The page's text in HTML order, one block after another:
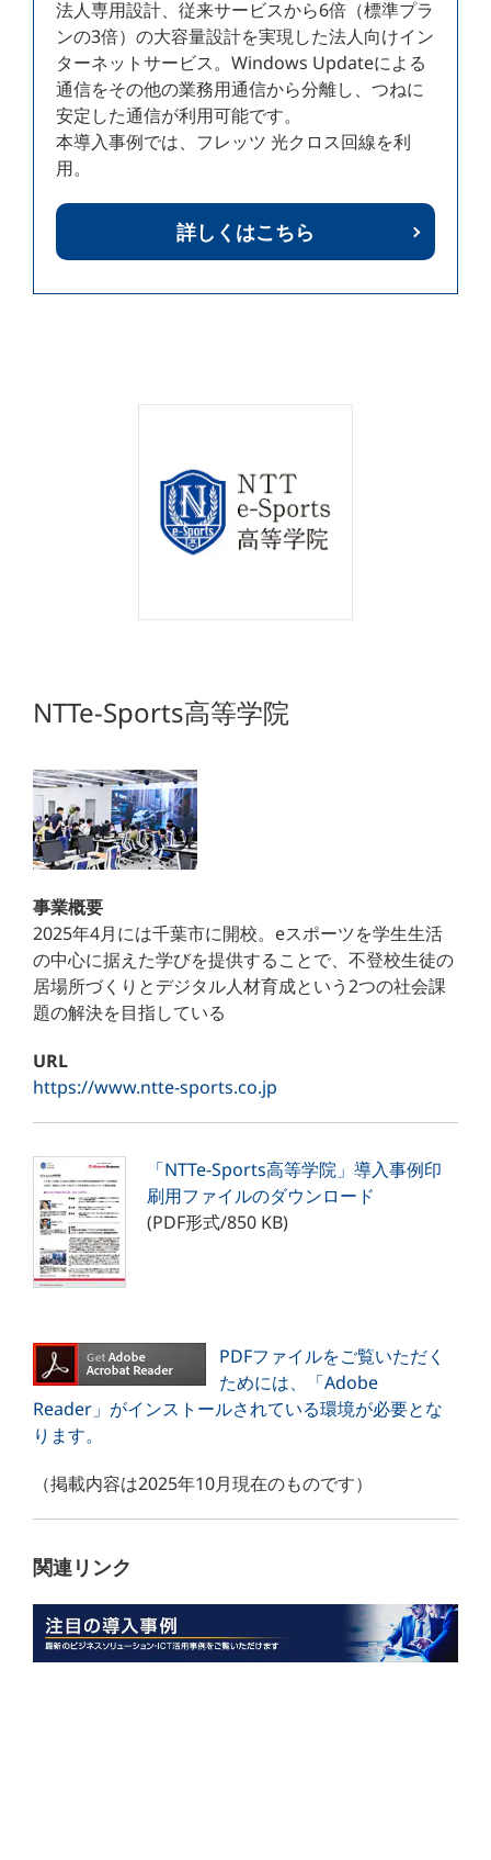
法人専用設計、従来サービスから6倍（標準プラ
ンの3倍）の大容量設計を実現した法人向けイン
ターネットサービス。Windows Updateによる
通信をその他の業務用通信から分離し、つねに
安定した通信が利用可能です。
本導入事例では、フレッツ 光クロス回線を利
用。
詳しくはこちら
NTTe-Sports高等学院
事業概要
2025年4月には千葉市に開校。eスポーツを学生生活
の中心に据えた学びを提供することで、不登校生徒の
居場所づくりとデジタル人材育成という2つの社会課
題の解決を目指している
URL
https://www.ntte-sports.co.jp
「NTTe-Sports高等学院」導入事例印
刷用ファイルのダウンロード
(PDF形式/850 KB)
PDFファイルをご覧いただく
ためには、「Adobe
Reader」がインストールされている環境が必要とな
ります。
（掲載内容は2025年10月現在のものです）
関連リンク